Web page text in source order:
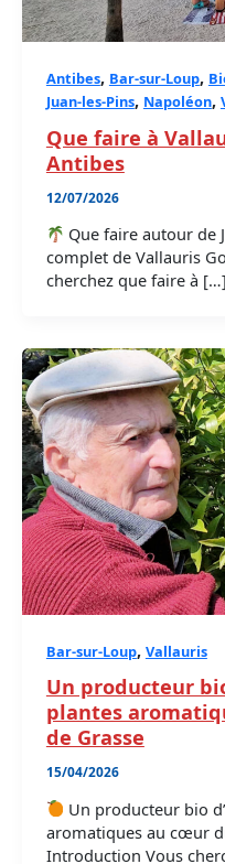
Antibes, Bar-sur-Loup,
Juan-les-Pins, Napoléon,
Que faire à
Antibes
12/07/2026
Que faire autour de
complet de Vallauris
cherchez que faire à […]
Bar-sur-Loup, Vallauris
Un producteur
plantes
de Grasse
15/04/2026
Un producteur bio
aromatiques au cœur
Introduction Vous